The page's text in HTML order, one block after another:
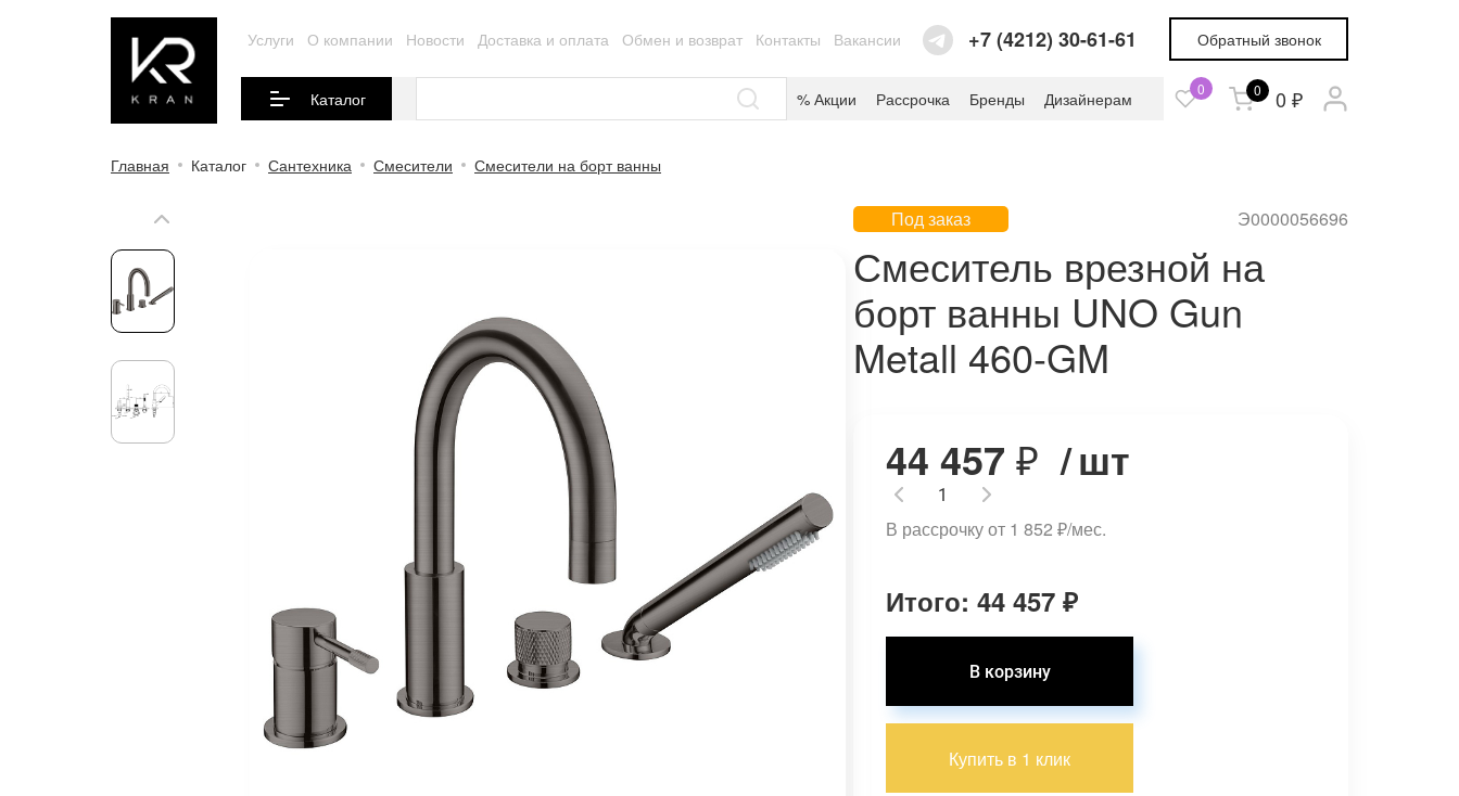
Услуги О компании Новости Доставка и оплата Обмен и возврат Контакты Вакансии +7 (4212) 30-61-61 Обратный звонок
Каталог % Акции Рассрочка Бренды Дизайнерам 0 0 0 ₽
Главная Каталог Сантехника Смесители Смесители на борт ванны
Под заказ Э0000056696
Смеситель врезной на
борт ванны UNO Gun
Metall 460-GM
44 457 ₽ /шт
В рассрочку от 1 852 ₽/мес.
Итого: 44 457 ₽
Купить в 1 клик